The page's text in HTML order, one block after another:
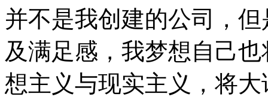
并不是我创建的公司，
及满足感，我梦想自己
想主义与现实主义，将